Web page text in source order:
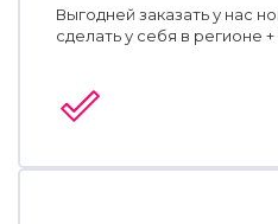
Выгодней заказать у нас
сделать у себя в регионе